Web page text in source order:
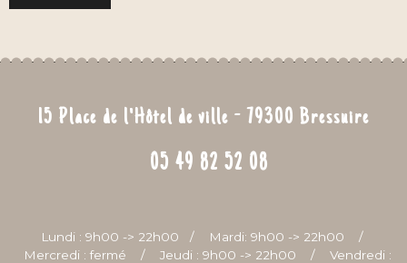
15 Place de l'Hôtel de ville - 79300 Bressuire
05 49 82 52 08
Lundi : 9h00 -> 22h00 /
Mardi: 9h00 -> 22h00 /
Mercredi : fermé / Jeudi : 9h00 -> 22h00 / Vendredi :